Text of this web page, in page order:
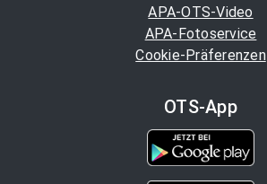
APA-OTS-Video
APA-Fotoservice
Cookie-Präferenzen
OTS-App